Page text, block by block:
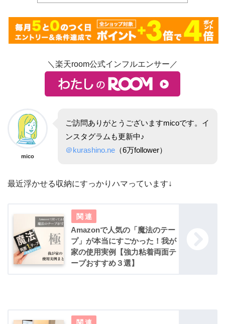
＼楽天room公式インフルエンサー／
mico
ご訪問ありがとうございますmicoです。イ
ンスタグラムも更新中♪
＠kurashino.ne （6万follower）
最近浮かせる収納にすっかりハマっています↓
Amazonで人気の「魔法のテー
プ」が本当にすごかった！我が
家の使用実例【強力粘着両面テ
ープおすすめ３選】